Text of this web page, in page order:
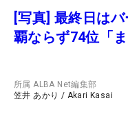
[写真] 最終日は
覇ならず74位「
所属ALBA Net編集部
笠井 あかり / Akari Kasai